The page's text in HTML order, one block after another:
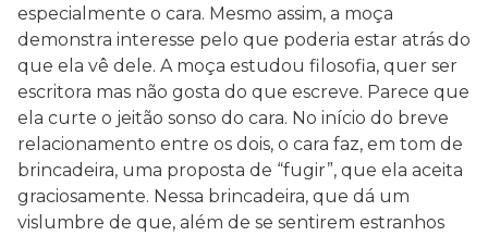
especialmente o cara. Mesmo assim, a moça
demonstra interesse pelo que poderia estar atrás do
que ela vê dele. A moça estudou filosofia, quer ser
escritora mas não gosta do que escreve. Parece que
ela curte o jeitão sonso do cara. No início do breve
relacionamento entre os dois, o cara faz, em tom de
brincadeira, uma proposta de “fugir”, que ela aceita
graciosamente. Nessa brincadeira, que dá um
vislumbre de que, além de se sentirem estranhos